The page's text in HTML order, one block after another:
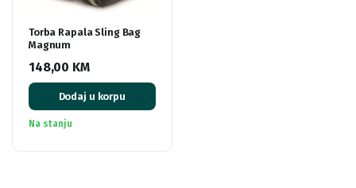
Torba Rapala Sling Bag
Magnum
148,00 KM
Dodaj u korpu
Na stanju